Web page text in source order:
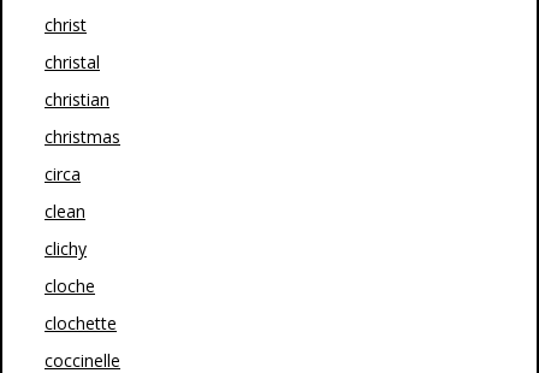
christ
christal
christian
christmas
circa
clean
clichy
cloche
clochette
coccinelle